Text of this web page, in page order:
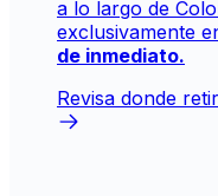
a lo largo de
exclusivamente
de inmediato.
Revisa donde